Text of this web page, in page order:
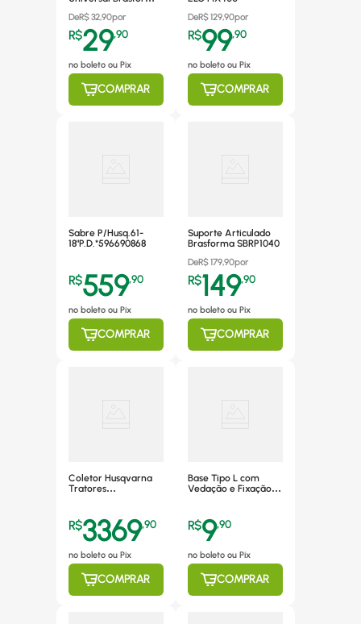
DeR$32,90por
R$29,90
no boleto ou Pix
COMPRAR
DeR$129,90por
R$99,90
no boleto ou Pix
COMPRAR
Sabre P/Husq.61-
18"P.D.*596690868
R$559,90
no boleto ou Pix
COMPRAR
Suporte Articulado
Brasforma SBRP1040
DeR$179,90por
R$149,90
no boleto ou Pix
COMPRAR
Coletor Husqvarna
Tratores
R$3369,90
no boleto ou Pix
COMPRAR
Base Tipo L com
Vedação e Fixação
R$9,90
no boleto ou Pix
COMPRAR